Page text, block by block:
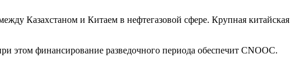
Казахстаном и Китаем в нефтегазовой сфере. Крупная китайская
этом финансирование разведочного периода обеспечит CNOOC.